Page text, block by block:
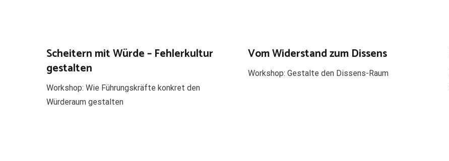
Scheitern mit Würde – Fehlerkultur
gestalten
Workshop: Wie Führungskräfte konkret den
Würderaum gestalten
Vom Widerstand zum Dissens
Workshop: Gestalte den Dissens-Raum